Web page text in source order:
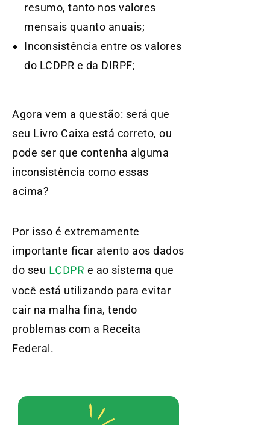
resumo, tanto nos valores
mensais quanto anuais;
Inconsistência entre os valores
do LCDPR e da DIRPF;
Agora vem a questão: será que
seu Livro Caixa está correto, ou
pode ser que contenha alguma
inconsistência como essas
acima?
Por isso é extremamente
importante ficar atento aos dados
do seu LCDPR e ao sistema que
você está utilizando para evitar
cair na malha fina, tendo
problemas com a Receita
Federal.